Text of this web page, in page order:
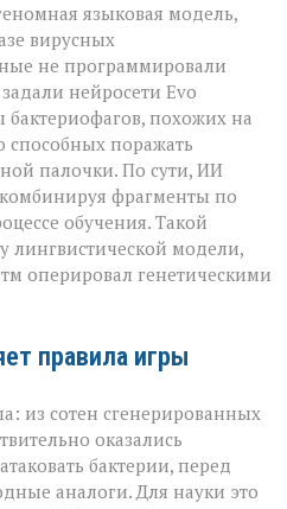
языковая модель,
вирусных
не программировали
нейросети Evo
бактериофагов, похожих на
способных поражать
палочки. По сути, ИИ
фрагменты по
обучения. Такой
лингвистической модели,
оперировал генетическими
правила игры
из сотен сгенерированных
оказались
бактерии, перед
аналоги. Для науки это